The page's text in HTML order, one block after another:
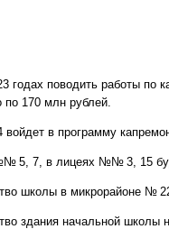
поводить работы по
по 170 млн рублей.
в программу
7, в лицеях №№ 3, 15
школы в микрорайоне №
здания начальной школы